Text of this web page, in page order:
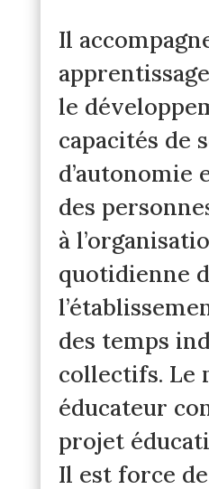
Il
le
capacités de
d’autonomie
des
à
quotidienne
des temps
collectifs. Le
éducateur
projet
Il est force